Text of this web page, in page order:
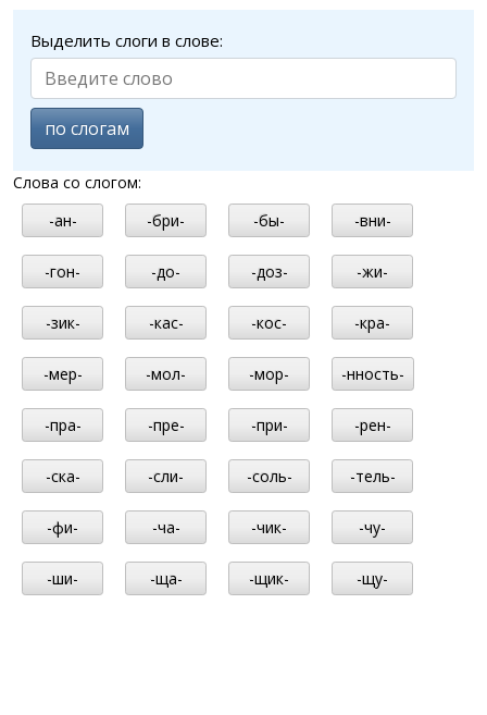
Выделить слоги в слове:
по слогам
Слова со слогом:
-ан-
-бри- -бы- -вни-
-гон- -до- -доз- -жи-
-зик- -кас- -кос- -кра-
-мер- -мол- -мор- -нность-
-пра- -пре- -при- -рен-
-ска- -сли- -соль- -тель-
-фи- -ча- -чик- -чу-
-ши- -ща- -щик- -щу-